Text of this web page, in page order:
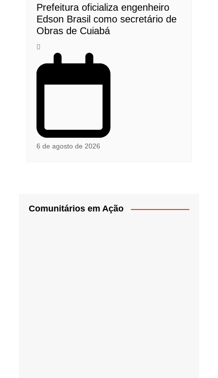
Prefeitura oficializa engenheiro
Edson Brasil como secretário de
Obras de Cuiabá
6 de agosto de 2026
Comunitários em Ação